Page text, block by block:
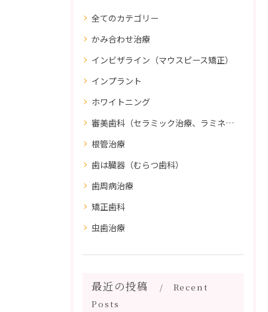
全てのカテゴリー
かみ合わせ治療
インビザライン（マウスピース矯正）
インプラント
ホワイトニング
審美歯科（セラミック治療、ラミネートべニア、ダイレクトボンディング）
根管治療
歯は臓器（むらつ歯科）
歯周病治療
矯正歯科
虫歯治療
最近の投稿
Recent
Posts